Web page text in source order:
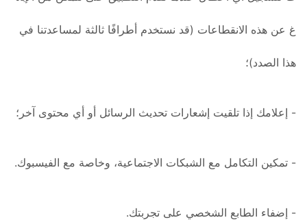
غ عن هذه الانقطاعات (قد نستخدم أطرافًا ثالثة لمساعدتنا في
هذا الصدد)؛
- إعلامك إذا تلقيت إشعارات تحديث الرسائل أو أي محتوى آخر؛
- تمكين التكامل مع الشبكات الاجتماعية، وخاصة مع الفيسبوك.
- إضفاء الطابع الشخصي على تجربتك.